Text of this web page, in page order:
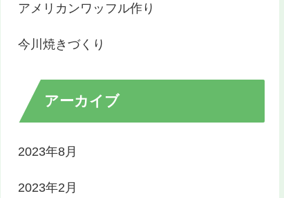
アメリカンワッフル作り
今川焼きづくり
アーカイブ
2023年8月
2023年2月